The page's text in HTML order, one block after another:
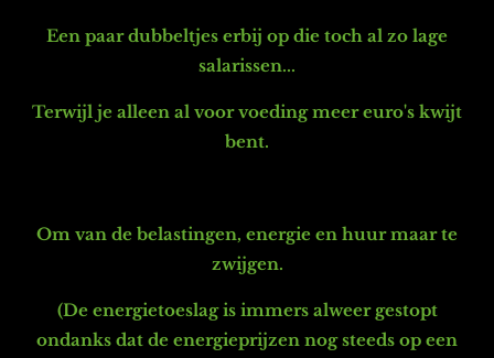
Een paar dubbeltjes erbij op die toch al zo lage
salarissen...
Terwijl je alleen al voor voeding meer euro's kwijt
bent.
Om van de belastingen, energie en huur maar te
zwijgen.
(De energietoeslag is immers alweer gestopt
ondanks dat de energieprijzen nog steeds op een